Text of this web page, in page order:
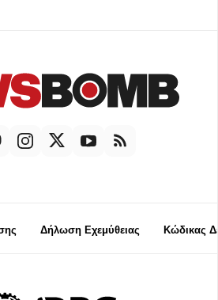
Δήλωση Εχεμύθειας Κώδικας